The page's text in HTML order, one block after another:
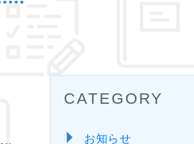
CATEGORY
お知らせ